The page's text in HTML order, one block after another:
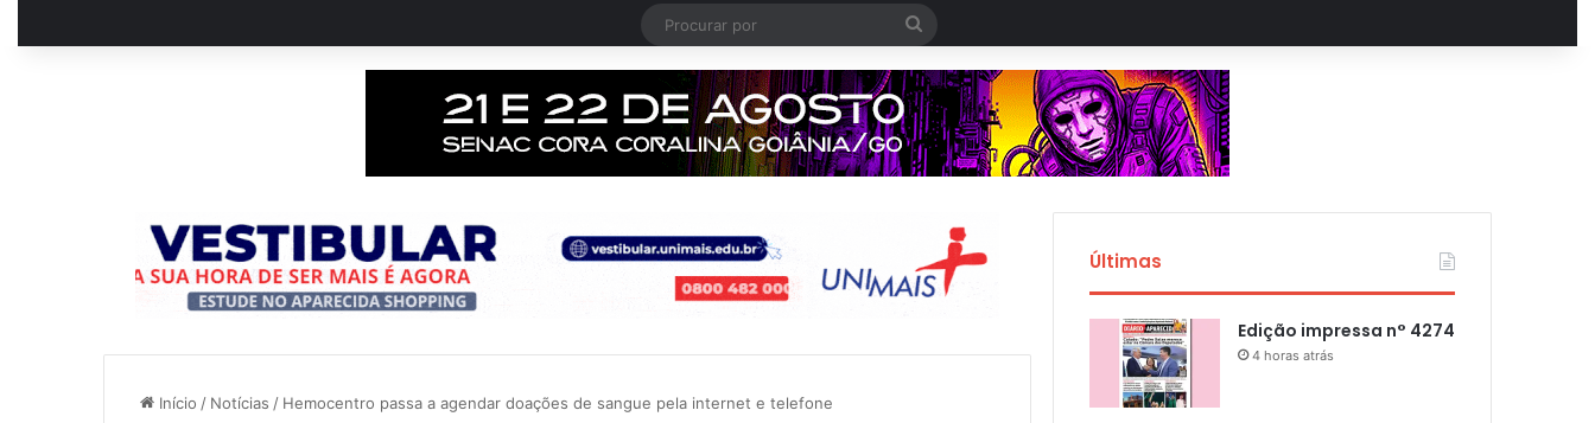
Procurar
por
Início / Notícias / Hemocentro passa a agendar doações de sangue pela internet e telefone
Últimas
Edição impressa n° 4274
4 horas atrás